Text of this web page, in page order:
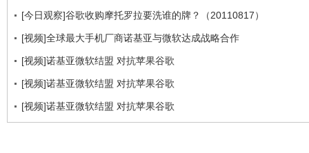
[今日观察]谷歌收购摩托罗拉要洗谁的牌？（20110817）
[视频]全球最大手机厂商诺基亚与微软达成战略合作
[视频]诺基亚微软结盟 对抗苹果谷歌
[视频]诺基亚微软结盟 对抗苹果谷歌
[视频]诺基亚微软结盟 对抗苹果谷歌